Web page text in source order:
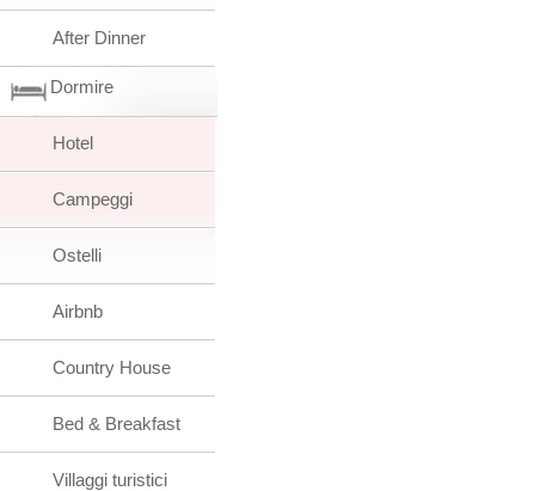
After Dinner
Dormire
Hotel
Campeggi
Ostelli
Airbnb
Country House
Bed & Breakfast
Villaggi turistici